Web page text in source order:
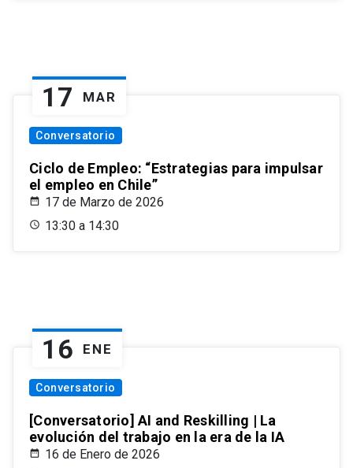
17 MAR
Conversatorio
Ciclo de Empleo: “Estrategias para impulsar
el empleo en Chile”
17 de Marzo de 2026
13:30 a 14:30
16 ENE
Conversatorio
[Conversatorio] AI and Reskilling | La
evolución del trabajo en la era de la IA
16 de Enero de 2026